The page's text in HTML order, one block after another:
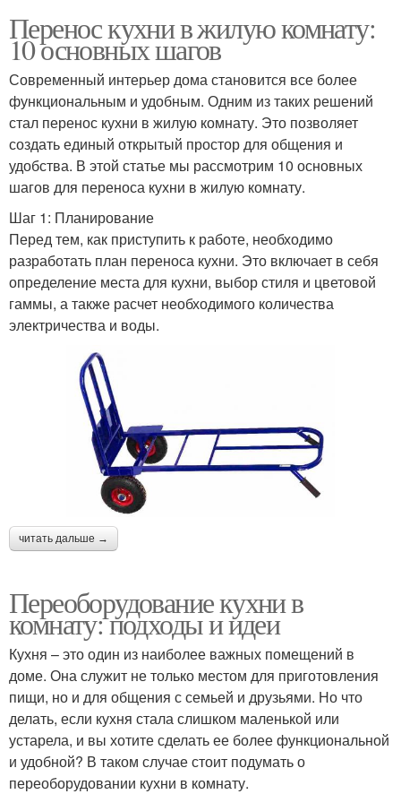
Перенос кухни в жилую комнату:
10 основных шагов
Современный интерьер дома становится все более
функциональным и удобным. Одним из таких решений
стал перенос кухни в жилую комнату. Это позволяет
создать единый открытый простор для общения и
удобства. В этой статье мы рассмотрим 10 основных
шагов для переноса кухни в жилую комнату.
Шаг 1: Планирование
Перед тем, как приступить к работе, необходимо
разработать план переноса кухни. Это включает в себя
определение места для кухни, выбор стиля и цветовой
гаммы, а также расчет необходимого количества
электричества и воды.
читать дальше →
Переоборудование кухни в
комнату: подходы и идеи
Кухня – это один из наиболее важных помещений в
доме. Она служит не только местом для приготовления
пищи, но и для общения с семьей и друзьями. Но что
делать, если кухня стала слишком маленькой или
устарела, и вы хотите сделать ее более функциональной
и удобной? В таком случае стоит подумать о
переоборудовании кухни в комнату.